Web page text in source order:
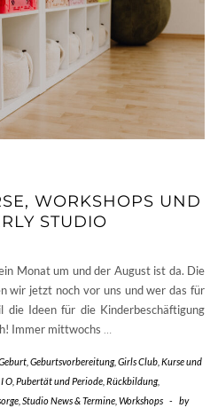
WORKSHOPS UND
STUDIO
Monat um und der August ist da. Die
wir jetzt noch vor uns und wer das für
die Ideen für die Kinderbeschäftigung
Immer mittwochs …
Geburtsvorbereitung, Girls Club Kurse und
O Pubertät und Periode Rückbildung,
Studio News & Termine Workshops -
by